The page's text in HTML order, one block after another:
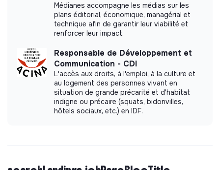
Médianes accompagne les médias sur les
plans éditorial, économique, managérial et
technique afin de garantir leur viabilité et
renforcer leur impact.
Responsable de Développement et
Communication - CDI
L'accès aux droits, à l'emploi, à la culture et
au logement des personnes vivant en
situation de grande précarité et d'habitat
indigne ou précaire (squats, bidonvilles,
hôtels sociaux, etc.) en IDF.